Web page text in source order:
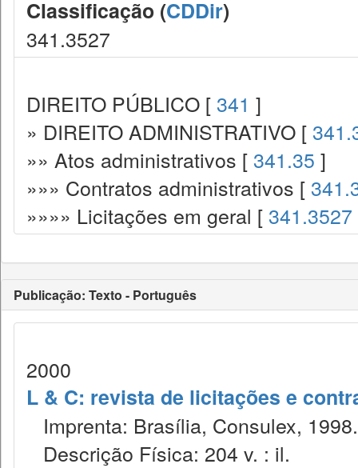
Classificação (CDDir)
341.3527
DIREITO PÚBLICO [ 341 ]
» DIREITO ADMINISTRATIVO [
»» Atos administrativos [ 341.35 ]
»»» Contratos administrativos [
»»»» Licitações em geral [ 341.3527
Publicação: Texto - Português
2000
L & C: revista de licitações e
Imprenta: Brasília, Consulex, 1998.
Descrição Física: 204 v. : il.